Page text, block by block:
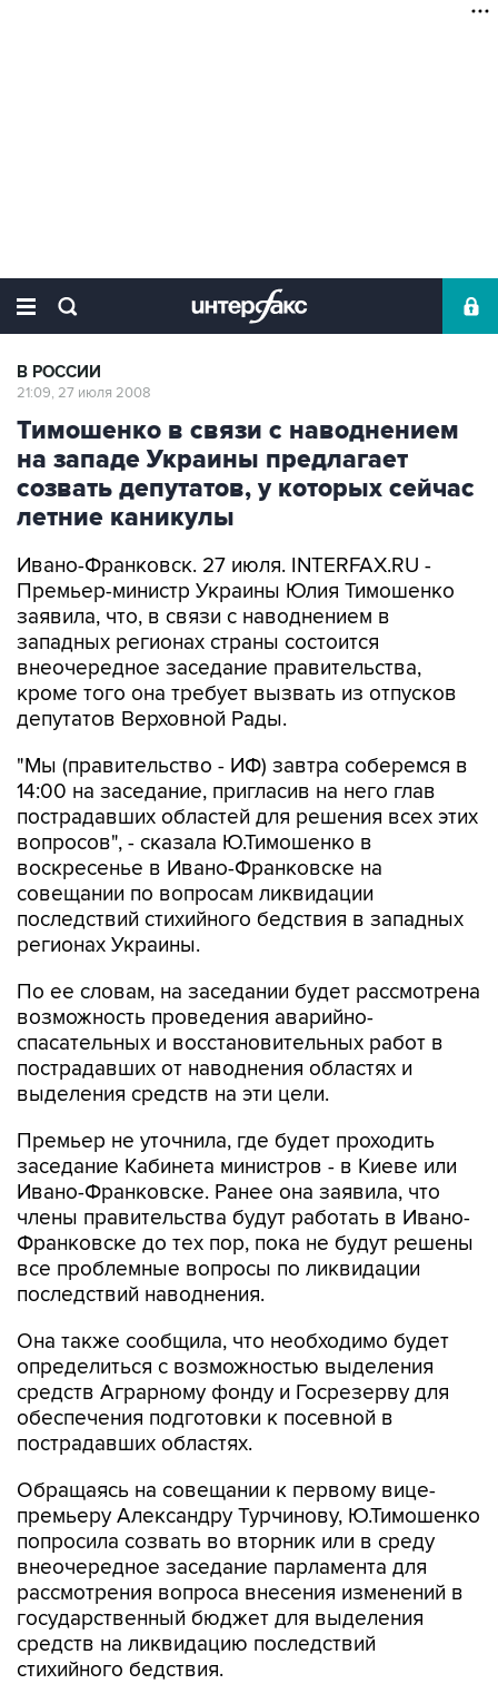
В РОССИИ
21:09, 27 июля 2008
Тимошенко в связи с наводнением
на западе Украины предлагает
созвать депутатов, у которых сейчас
летние каникулы
Ивано-Франковск. 27 июля. INTERFAX.RU -
Премьер-министр Украины Юлия Тимошенко
заявила, что, в связи с наводнением в
западных регионах страны состоится
внеочередное заседание правительства,
кроме того она требует вызвать из отпусков
депутатов Верховной Рады.
"Мы (правительство - ИФ) завтра соберемся в
14:00 на заседание, пригласив на него глав
пострадавших областей для решения всех этих
вопросов", - сказала Ю.Тимошенко в
воскресенье в Ивано-Франковске на
совещании по вопросам ликвидации
последствий стихийного бедствия в западных
регионах Украины.
По ее словам, на заседании будет рассмотрена
возможность проведения аварийно-
спасательных и восстановительных работ в
пострадавших от наводнения областях и
выделения средств на эти цели.
Премьер не уточнила, где будет проходить
заседание Кабинета министров - в Киеве или
Ивано-Франковске. Ранее она заявила, что
члены правительства будут работать в Ивано-
Франковске до тех пор, пока не будут решены
все проблемные вопросы по ликвидации
последствий наводнения.
Она также сообщила, что необходимо будет
определиться с возможностью выделения
средств Аграрному фонду и Госрезерву для
обеспечения подготовки к посевной в
пострадавших областях.
Обращаясь на совещании к первому вице-
премьеру Александру Турчинову, Ю.Тимошенко
попросила созвать во вторник или в среду
внеочередное заседание парламента для
рассмотрения вопроса внесения изменений в
государственный бюджет для выделения
средств на ликвидацию последствий
стихийного бедствия.